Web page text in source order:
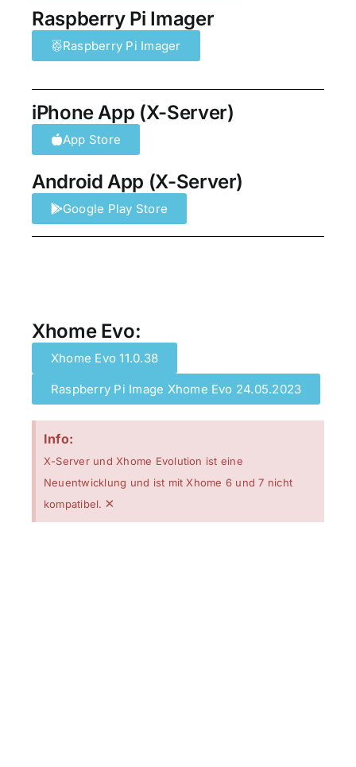
Raspberry Pi Imager
Raspberry Pi Imager
iPhone App (X-Server)
App Store
Android App (X-Server)
Google Play Store
Xhome Evo:
Xhome Evo 11.0.38
Raspberry Pi Image Xhome Evo 24.05.2023
Info:
X-Server und Xhome Evolution ist eine
Neuentwicklung und ist mit Xhome 6 und 7 nicht
kompatibel. ×